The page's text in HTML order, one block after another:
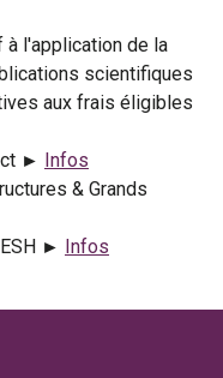
à l'application de la
scientifiques
aux frais éligibles
► Infos
& Grands
► Infos